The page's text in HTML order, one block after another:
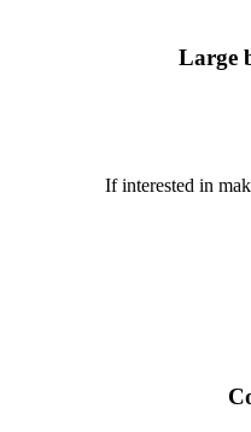
Large
If interested in